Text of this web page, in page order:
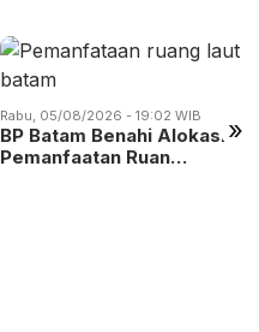
»
Rabu, 05/08/2026 - 19:02 WIB
BP Batam Benahi Alokasi
Pemanfaatan Ruan…